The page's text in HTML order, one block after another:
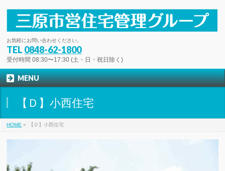
お気軽にお問い合わせください。
TEL 0848-62-1800
受付時間 08:30〜17:30 (土・日・祝日除く)
MENU
【Ｄ】小西住宅
HOME » 【Ｄ】小西住宅